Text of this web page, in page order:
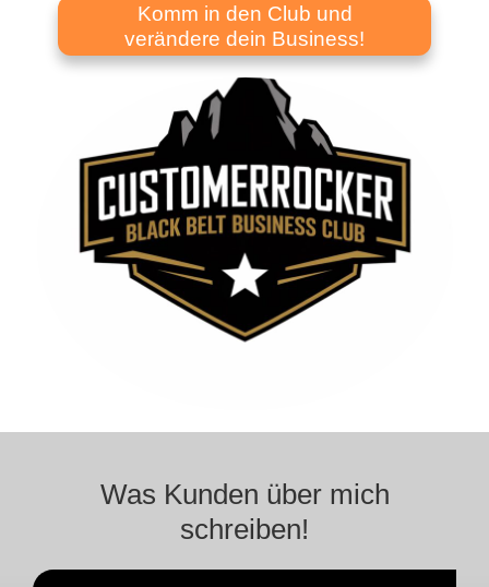
Komm in den Club und
verändere dein Business!
Was Kunden über mich
schreiben!